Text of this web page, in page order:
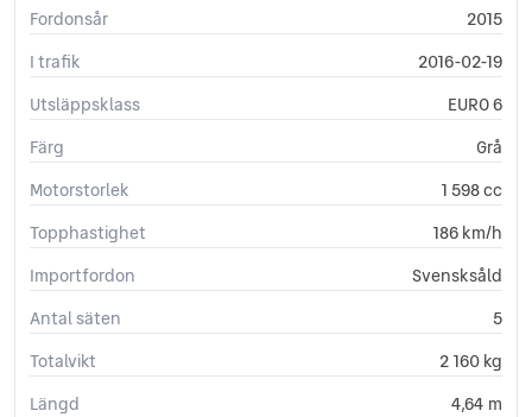
Sidoairbags
Sidokrockgardiner
Sminkspegel
Startspärr
Yttertemperaturmätare
Fordonsår
2015
I trafik
2016-02-19
Utsläppsklass
EURO 6
Färg
Grå
Motorstorlek
1 598 cc
Topphastighet
186 km/h
Importfordon
Svensksåld
Antal säten
5
Totalvikt
2 160 kg
Längd
4,64 m